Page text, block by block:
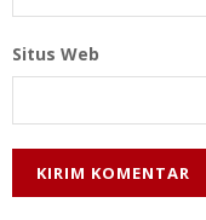
Situs Web